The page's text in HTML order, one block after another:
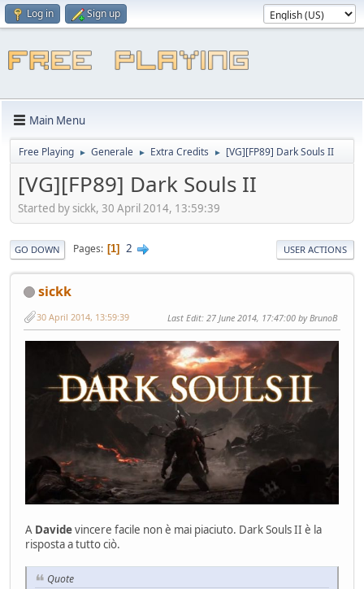
Log in Sign up
Main Menu
Free Playing ► Generale ► Extra Credits ► [VG][FP89] Dark Souls II
[VG][FP89] Dark Souls II
Started by sickk, 30 April 2014, 13:59:39
GO DOWN Pages 1 2 USER ACTIONS
sickk
30 April 2014, 13:59:39 Last Edit: 27 June 2014, 17:47:00 by BrunoB
A Davidevincere facile non è mai piaciuto. Dark Souls II è la
risposta a tutto ciò.
Quote